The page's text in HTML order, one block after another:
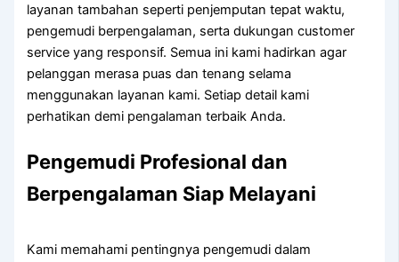
layanan tambahan seperti penjemputan tepat waktu,
pengemudi berpengalaman, serta dukungan customer
service yang responsif. Semua ini kami hadirkan agar
pelanggan merasa puas dan tenang selama
menggunakan layanan kami. Setiap detail kami
perhatikan demi pengalaman terbaik Anda.
Pengemudi Profesional dan
Berpengalaman Siap Melayani
Kami memahami pentingnya pengemudi dalam